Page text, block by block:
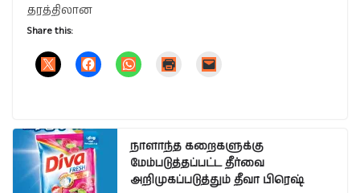
தரத்திலான
Share this:
நாளாந்த கறைகளுக்கு
மேம்படுத்தப்பட்ட தீர்வை
அறிமுகப்படுத்தும் தீவா பிரெஷ்